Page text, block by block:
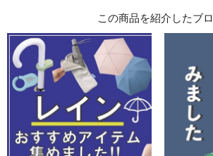
この商品を紹介したブ